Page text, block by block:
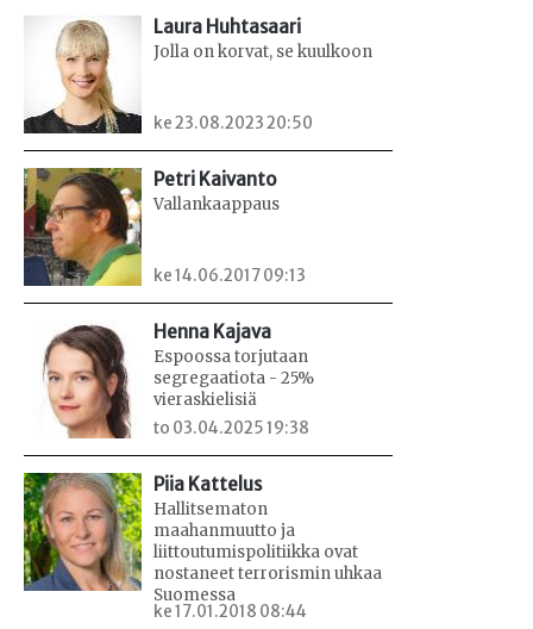
Laura Huhtasaari
Jolla on korvat, se kuulkoon
ke 23.08.2023 20:50
Petri Kaivanto
Vallankaappaus
ke 14.06.2017 09:13
Henna Kajava
Espoossa torjutaan
segregaatiota - 25%
vieraskielisiä
to 03.04.2025 19:38
Piia Kattelus
Hallitsematon
maahanmuutto ja
liittoutumispolitiikka ovat
nostaneet terrorismin uhkaa
Suomessa
ke 17.01.2018 08:44